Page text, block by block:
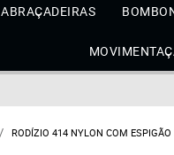
ABRAÇADEIRAS
RODÍZIO 414 NYLON COM ESPIGÃO